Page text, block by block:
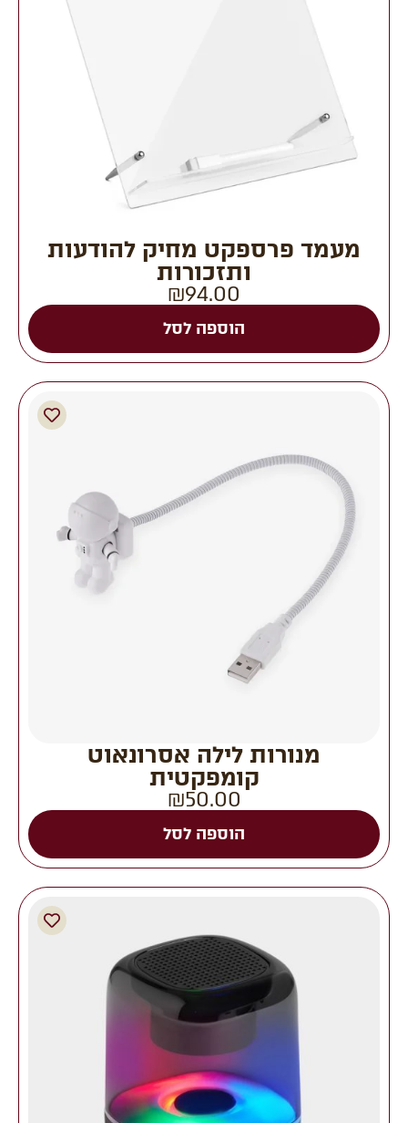
מעמד פרספקט מחיק להודעות
ותזכורות
₪94.00
הוספה לסל
מנורות לילה אסרונאוט
קומפקטית
₪50.00
הוספה לסל